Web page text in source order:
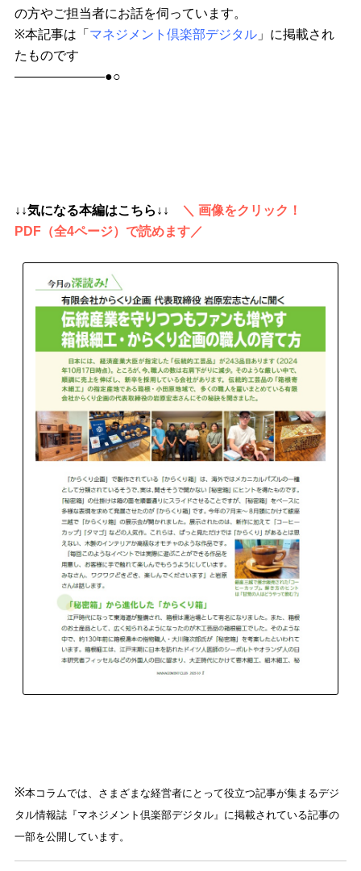
の方やご担当者にお話を伺っています。
※本記事は「 マネジメント倶楽部デジタル」に掲載され
たものです
———————●○
↓↓気になる本編はこちら↓↓
＼ 画像をクリック！
PDF（全4ページ）で読めます／
※本コラムでは、さまざまな経営者にとって役立つ記事が集まるデジ
タル情報誌『マネジメント倶楽部デジタル』に掲載されている記事の
一部を公開しています。